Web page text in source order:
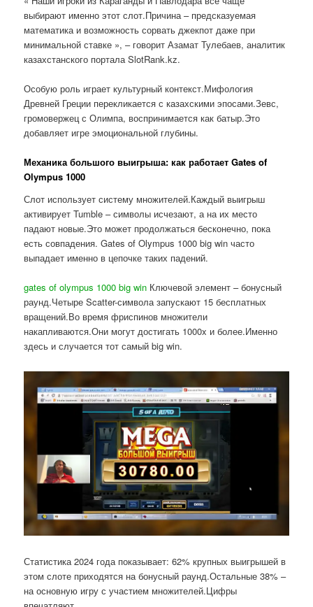
выбирают именно этот слот.Причина – предсказуемая
математика и возможность сорвать джекпот даже при
минимальной ставке », – говорит Азамат Тулебаев, аналитик
казахстанского портала SlotRank.kz.
Особую роль играет культурный контекст.Мифология
Древней Греции перекликается с казахскими эпосами.Зевс,
громовержец с Олимпа, воспринимается как батыр.Это
добавляет игре эмоциональной глубины.
Механика большого выигрыша: как работает Gates of
Olympus 1000
Слот использует систему множителей.Каждый выигрыш
активирует Tumble – символы исчезают, а на их место
падают новые.Это может продолжаться бесконечно, пока
есть совпадения. Gates of Olympus 1000 big win часто
выпадает именно в цепочке таких падений.
gates of olympus 1000 big win Ключевой элемент – бонусный
раунд.Четыре Scatter-символа запускают 15 бесплатных
вращений.Во время фриспинов множители
накапливаются.Они могут достигать 1000x и более.Именно
здесь и случается тот самый big win.
Статистика 2024 года показывает: 62% крупных выигрышей в
этом слоте приходятся на бонусный раунд.Остальные 38% –
на основную игру с участием множителей.Цифры